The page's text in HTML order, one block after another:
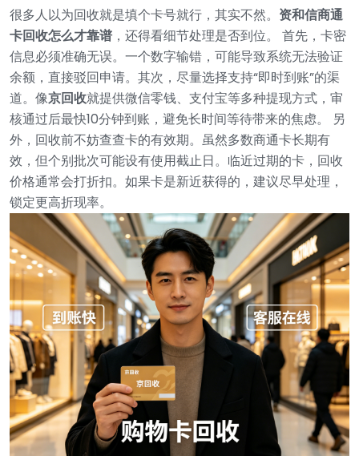
很多人以为回收就是填个卡号就行，其实不然。 资和信商通
卡回收怎么才靠谱 ，还得看细节处理是否到位。
首先，卡密
信息必须准确无误。一个数字输错，可能导致系统无法验证
余额，直接驳回申请。其次，尽量选择支持“即时到账”的渠
道。像京回收就提供微信零钱、支付宝等多种提现方式，审
核通过后最快10分钟到账，避免长时间等待带来的焦虑。
另
外，回收前不妨查查卡的有效期。虽然多数商通卡长期有
效，但个别批次可能设有使用截止日。临近过期的卡，回收
价格通常会打折扣。如果卡是新近获得的，建议尽早处理，
锁定更高折现率。